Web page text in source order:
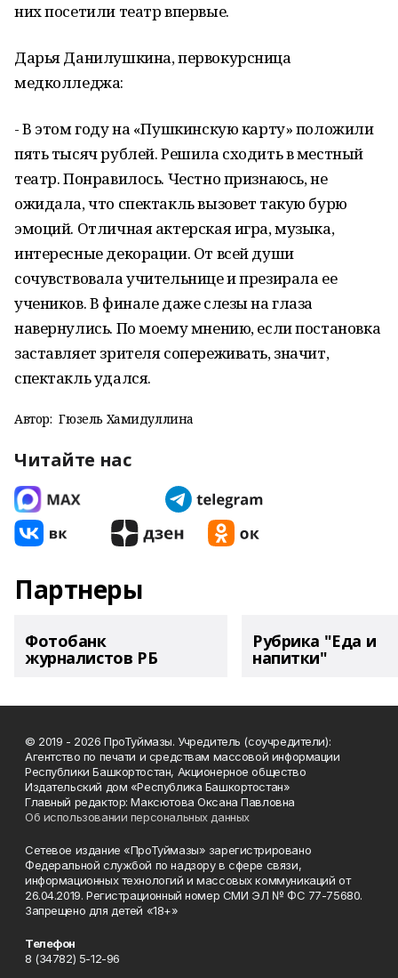
них посетили театр впервые.
Дарья Данилушкина, первокурсница
медколледжа:
- В этом году на «Пушкинскую карту» положили
пять тысяч рублей. Решила сходить в местный
театр. Понравилось. Честно признаюсь, не
ожидала, что спектакль вызовет такую бурю
эмоций. Отличная актерская игра, музыка,
интересные декорации. От всей души
сочувствовала учительнице и презирала ее
учеников. В финале даже слезы на глаза
навернулись. По моему мнению, если постановка
заставляет зрителя сопереживать, значит,
спектакль удался.
Автор: Гюзель Хамидуллина
Читайте нас
Партнеры
Фотобанк
журналистов РБ
Рубрика "Еда и
напитки"
© 2019 - 2026 ПроТуймазы. Учредитель (соучредители):
Агентство по печати и средствам массовой информации
Республики Башкортостан, Акционерное общество
Издательский дом «Республика Башкортостан»
Главный редактор: Максютова Оксана Павловна
Об использовании персональных данных
Сетевое издание «ПроТуймазы» зарегистрировано
Федеральной службой по надзору в сфере связи,
информационных технологий и массовых коммуникаций от
26.04.2019. Регистрационный номер СМИ ЭЛ № ФС 77-75680.
Запрещено для детей «18+»
Телефон
8 (34782) 5-12-96